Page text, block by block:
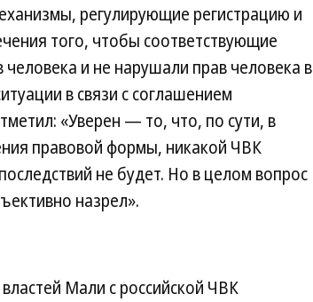
регулирующие регистрацию и
того, чтобы соответствующие
и не нарушали прав человека в
в связи с соглашением
«Уверен — то, что, по сути, в
правовой формы, никакой ЧВК
не будет. Но в целом вопрос
назрел».
Мали с российской ЧВК